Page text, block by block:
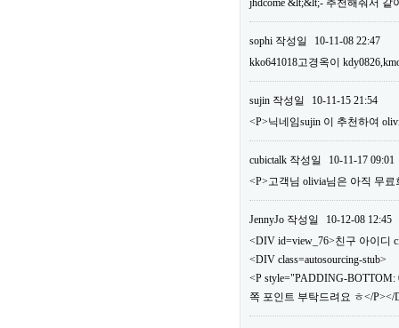
jhdcome &lt;&lt;- 추천해줘서
sophi 작성일
10-11-08 22:47
kko641018고경옥이
sujin 작성일
10-11-15 21:54
<P>닉네임sujin 이 추천하여
cubictalk 작성일
10-11-17 09:01
<P>고객님 olivia님은 아직 무
JennyJo 작성일
10-12-08 12:45
<DIV id=view_76>친구 아이디
<DIV class=autosourcing-stub>
<P style="PADDING-
쪽 포인트 부탁드려요 ㅎ</